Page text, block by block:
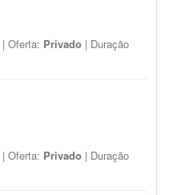
| Oferta: Privado | Duração
| Oferta: Privado | Duração